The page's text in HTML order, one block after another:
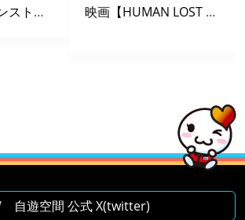
■自遊空間×モンスト コラボキャンペーン2019 開催中！
映画【HUMAN LOST 人間失格】 X 自遊空間 タイアップキャンペーン
自遊空間 公式 X(twitter)